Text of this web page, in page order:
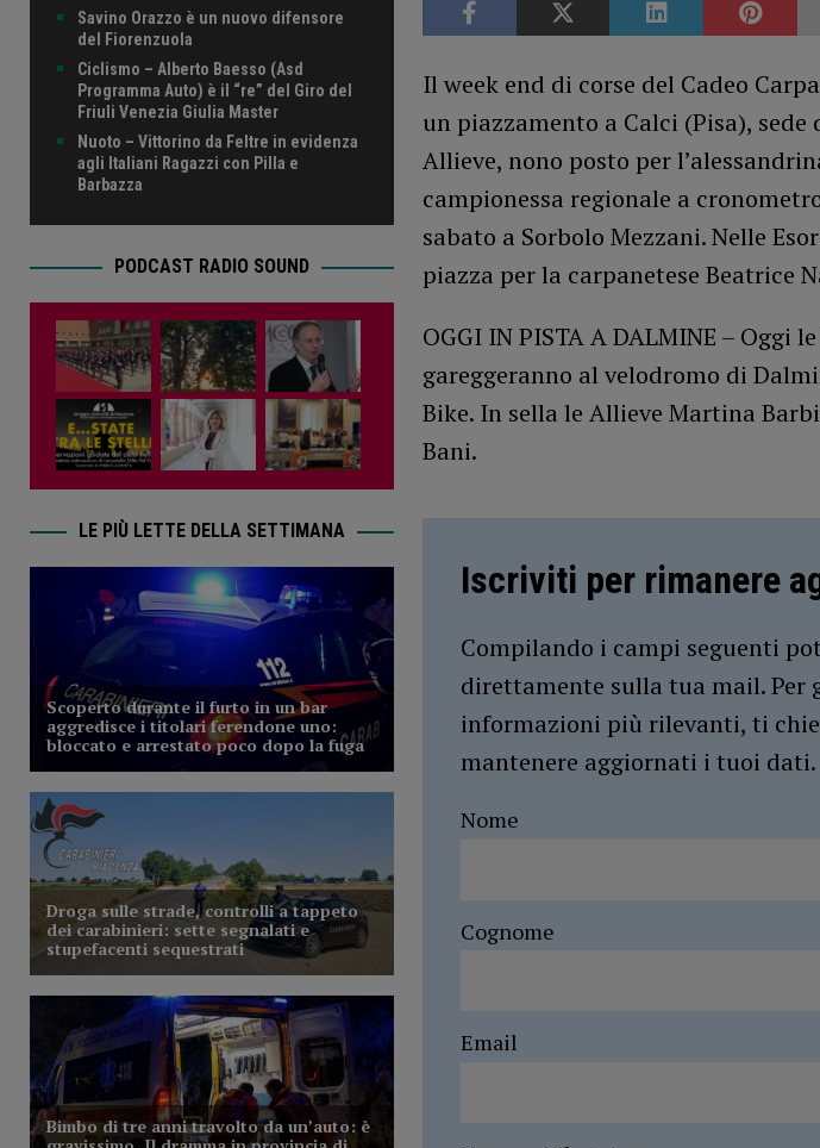
Il week end di corse del Cadeo
un piazzamento a Calci (Pisa), sede
Allieve, nono posto per
campionessa regionale a
sabato a Sorbolo Mezzani. Nelle
piazza per la carpanetese Beatrice
OGGI IN PISTA A DALMINE – Oggi
gareggeranno al velodromo di
Bike. In sella le Allieve Martina
Bani.
Iscriviti per rimanere
Compilando i campi seguenti
direttamente sulla tua mail. Per
informazioni più rilevanti, ti
mantenere aggiornati i tuoi dati.
Nome
Cognome
Email
Savino Orazzo è un nuovo difensore
del Fiorenzuola
Ciclismo – Alberto Baesso (Asd
Programma Auto) è il “re” del Giro del
Friuli Venezia Giulia Master
Nuoto – Vittorino da Feltre in evidenza
agli Italiani Ragazzi con Pilla e
Barbazza
PODCAST RADIO SOUND
LE PIÙ LETTE DELLA SETTIMANA